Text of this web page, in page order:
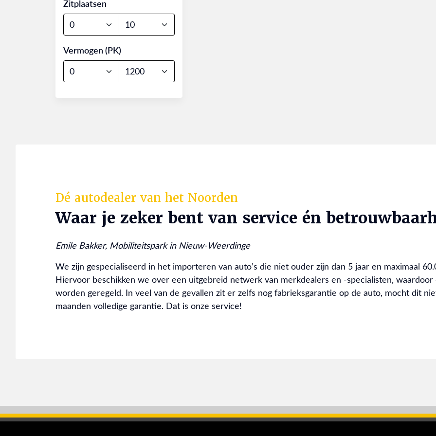
Zitplaatsen
Vermogen (PK)
Dé autodealer van het Noorden
Waar je zeker bent van service én
Emile Bakker, Mobiliteitspark in Nieuw-Weerdinge
We zijn gespecialiseerd in het importeren van auto’s die niet ouder zijn dan 5 jaar en maximaal
Hiervoor beschikken we over een uitgebreid netwerk van merkdealers en -specialisten,
worden geregeld. In veel van de gevallen zit er zelfs nog fabrieksgarantie op de auto, mocht dit
maanden volledige garantie. Dat is onze service!